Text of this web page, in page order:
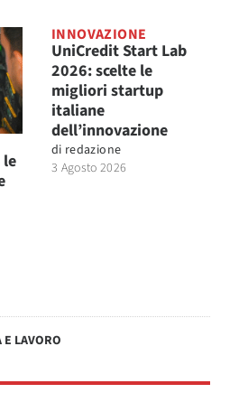
le
INNOVAZIONE
UniCredit Start Lab
2026: scelte le
migliori startup
italiane
dell’innovazione
di redazione
3 Agosto 2026
E LAVORO